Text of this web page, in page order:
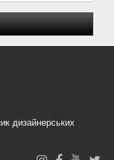
дизайнерських